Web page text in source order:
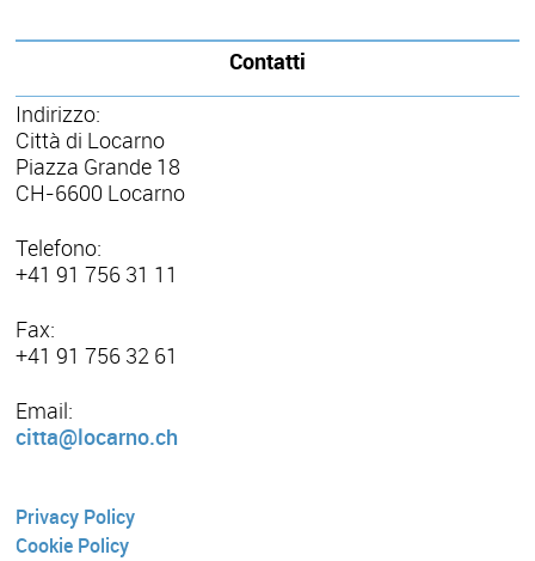
Contatti
Indirizzo:
Città di Locarno
Piazza Grande 18
CH-6600 Locarno
Telefono:
+41 91 756 31 11
Fax:
+41 91 756 32 61
Email:
citta@locarno.ch
Privacy Policy
Cookie Policy